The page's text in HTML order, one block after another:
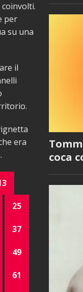
per
su una
il
era
25
37
49
61
coca